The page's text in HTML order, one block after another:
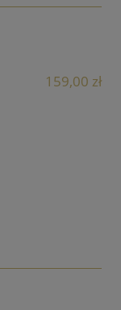
159,00 zł